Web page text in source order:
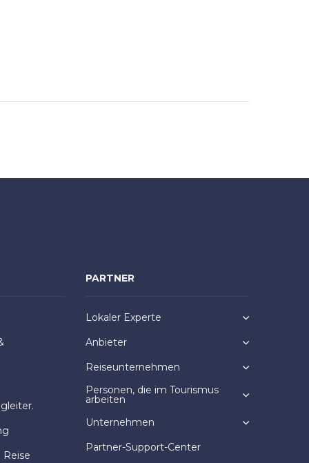
PARTNER
Lokaler Experte
Anbieter
Reiseunternehmen
Personen, die im Tourismus
arbeiten
Unternehmen
Partner-Support-Center